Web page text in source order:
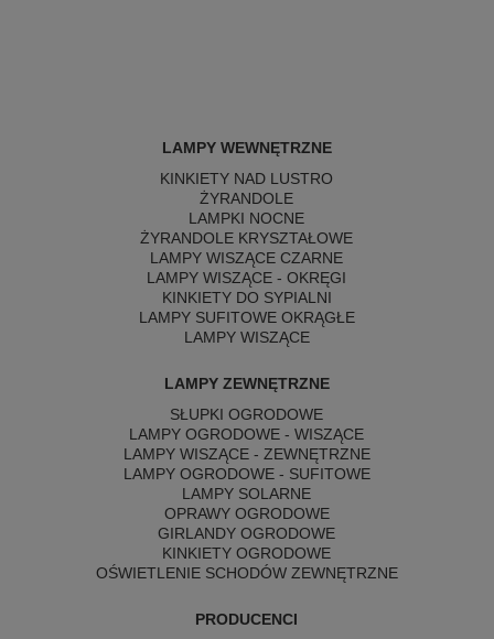
LAMPY WEWNĘTRZNE
KINKIETY NAD LUSTRO
ŻYRANDOLE
LAMPKI NOCNE
ŻYRANDOLE KRYSZTAŁOWE
LAMPY WISZĄCE CZARNE
LAMPY WISZĄCE - OKRĘGI
KINKIETY DO SYPIALNI
LAMPY SUFITOWE OKRĄGŁE
LAMPY WISZĄCE
LAMPY ZEWNĘTRZNE
SŁUPKI OGRODOWE
LAMPY OGRODOWE - WISZĄCE
LAMPY WISZĄCE - ZEWNĘTRZNE
LAMPY OGRODOWE - SUFITOWE
LAMPY SOLARNE
OPRAWY OGRODOWE
GIRLANDY OGRODOWE
KINKIETY OGRODOWE
OŚWIETLENIE SCHODÓW ZEWNĘTRZNE
PRODUCENCI